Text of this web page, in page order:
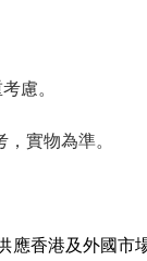
慮。
實物為準。
香港及外國市